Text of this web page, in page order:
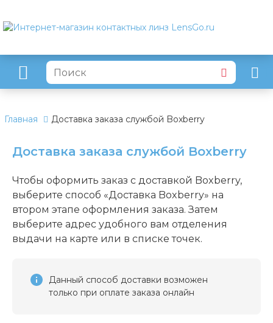
Главная Доставка заказа службой Boxberry
Доставка заказа службой Boxberry
Чтобы оформить заказ с доставкой Boxberry,
выберите способ «Доставка Boxberry» на
втором этапе оформления заказа. Затем
выберите адрес удобного вам отделения
выдачи на карте или в списке точек.
Данный способ доставки возможен
только при оплате заказа онлайн